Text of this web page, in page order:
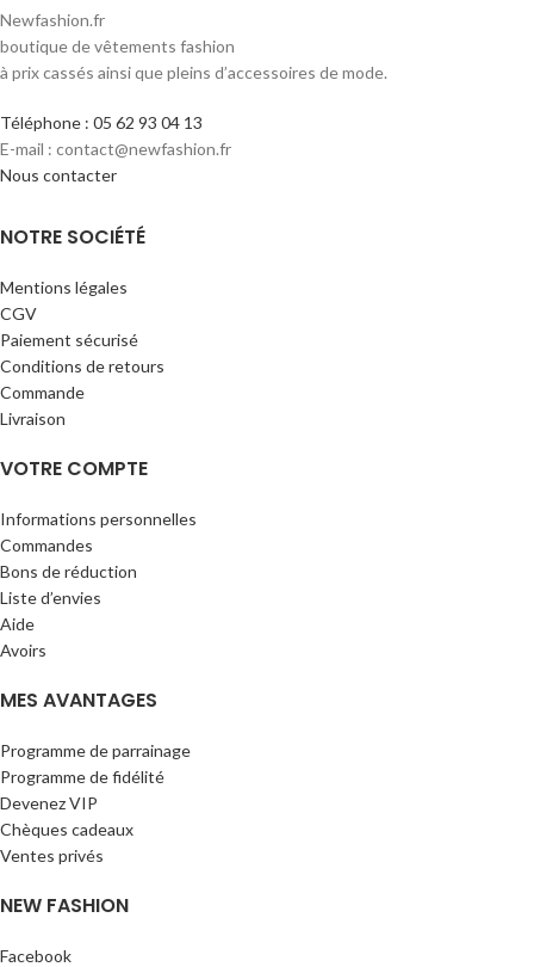
Newfashion.fr
boutique de vêtements fashion
à prix cassés ainsi que pleins d’accessoires de mode.
Téléphone : 05 62 93 04 13
E-mail : contact@newfashion.fr
Nous contacter
NOTRE SOCIÉTÉ
Mentions légales
CGV
Paiement sécurisé
Conditions de retours
Commande
Livraison
VOTRE COMPTE
Informations personnelles
Commandes
Bons de réduction
Liste d’envies
Aide
Avoirs
MES AVANTAGES
Programme de parrainage
Programme de fidélité
Devenez VIP
Chèques cadeaux
Ventes privés
NEW FASHION
Facebook